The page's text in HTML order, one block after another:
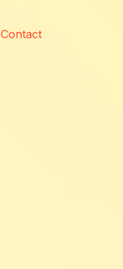
Contact